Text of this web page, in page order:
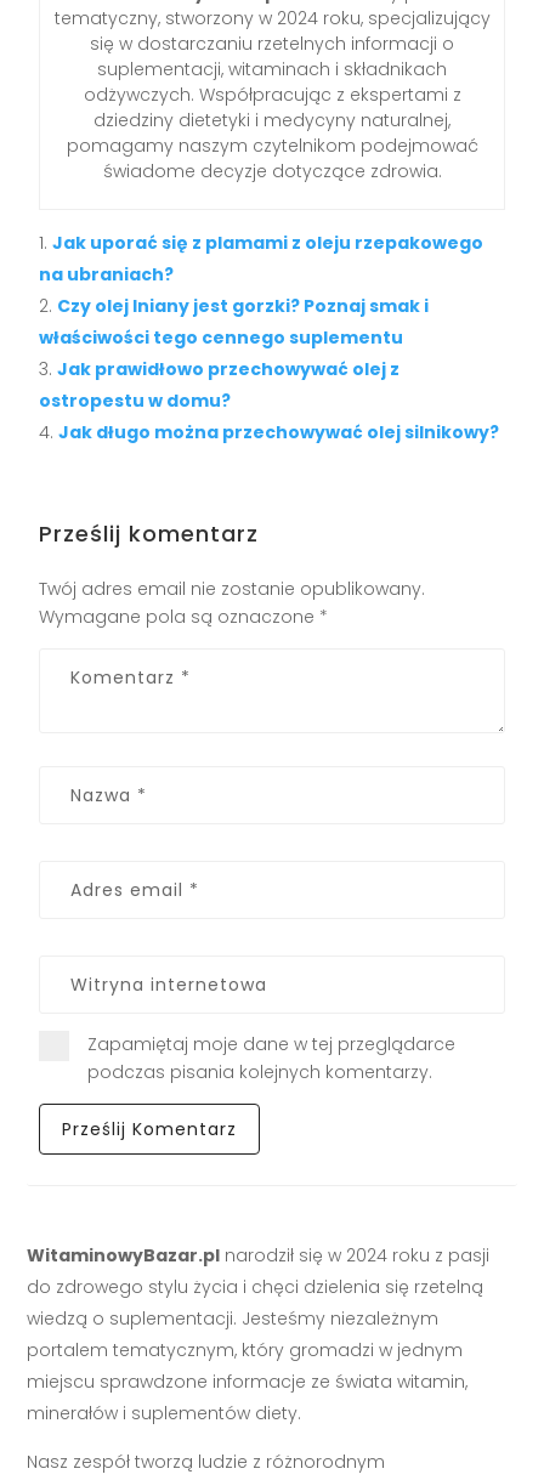
tematyczny, stworzony w 2024 roku, specjalizujący
się w dostarczaniu rzetelnych informacji o
suplementacji, witaminach i składnikach
odżywczych. Współpracując z ekspertami z
dziedziny dietetyki i medycyny naturalnej,
pomagamy naszym czytelnikom podejmować
świadome decyzje dotyczące zdrowia.
Jak uporać się z plamami z oleju rzepakowego
na ubraniach?
Czy olej lniany jest gorzki? Poznaj smak i
właściwości tego cennego suplementu
Jak prawidłowo przechowywać olej z
ostropestu w domu?
Jak długo można przechowywać olej silnikowy?
Prześlij komentarz
Twój adres email nie zostanie opublikowany.
Wymagane pola są oznaczone *
Zapamiętaj moje dane w tej przeglądarce
podczas pisania kolejnych komentarzy.
WitaminowyBazar.pl narodził się w 2024 roku z pasji
do zdrowego stylu życia i chęci dzielenia się rzetelną
wiedzą o suplementacji. Jesteśmy niezależnym
portalem tematycznym, który gromadzi w jednym
miejscu sprawdzone informacje ze świata witamin,
minerałów i suplementów diety.
Nasz zespół tworzą ludzie z różnorodnym